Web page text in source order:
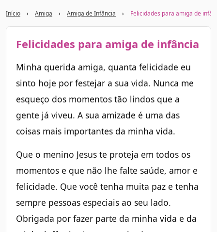
Início › Amiga › Amiga de Infância › Felicidades para amiga de
Felicidades para amiga de infância
Minha querida amiga, quanta felicidade eu
sinto hoje por festejar a sua vida. Nunca me
esqueço dos momentos tão lindos que a
gente já viveu. A sua amizade é uma das
coisas mais importantes da minha vida.
Que o menino Jesus te proteja em todos os
momentos e que não lhe falte saúde, amor e
felicidade. Que você tenha muita paz e tenha
sempre pessoas especiais ao seu lado.
Obrigada por fazer parte da minha vida e da